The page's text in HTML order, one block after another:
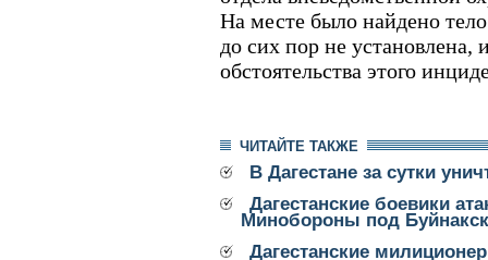
На месте было найдено
до сих пор не установлена,
обстоятельства этого
ЧИТАЙТЕ ТАКЖЕ
В Дагестане за сутки
Дагестанские боевики
Минобороны под
Дагестанские